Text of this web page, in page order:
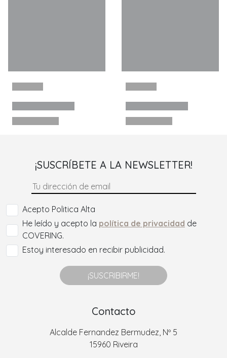
¡SUSCRÍBETE A LA NEWSLETTER!
Acepto Politica Alta
He leído y acepto la política de privacidad de
COVERING.
Estoy interesado en recibir publicidad.
¡SUSCRIBIRME!
Contacto
Alcalde Fernandez Bermudez, Nº 5
15960 Riveira